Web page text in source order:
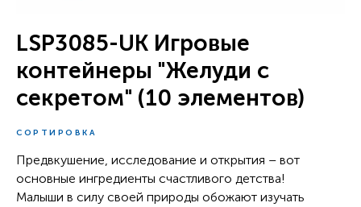
LSP3085-UK Игровые
контейнеры "Желуди с
секретом" (10 элементов)
СОРТИРОВКА
Предвкушение, исследование и открытия – вот
основные ингредиенты счастливого детства!
Малыши в силу своей природы обожают изучать